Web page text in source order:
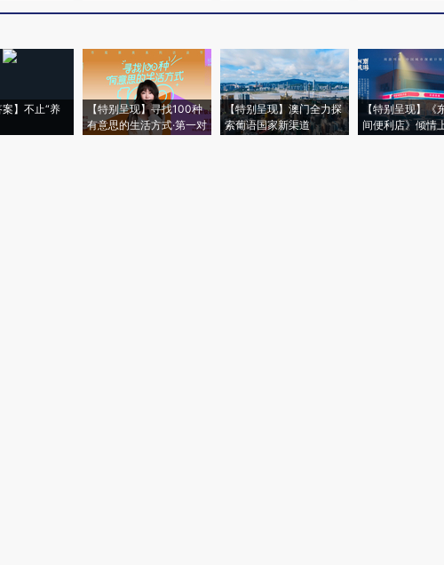
案】不止“养
【特别呈现】寻找100种
有意思的生活方式·第一对
【特别呈现】澳门全力探
索葡语国家新渠道
【特别呈现】《
间便利店》倾情